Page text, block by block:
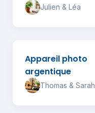
Julien & Léa
Appareil photo
argentique
Thomas & Sarah